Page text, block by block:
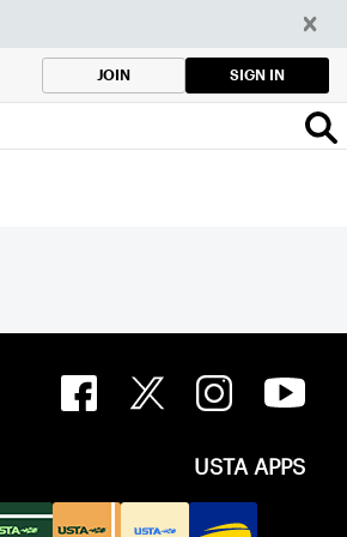
JOIN SIGN IN
USTA APPS